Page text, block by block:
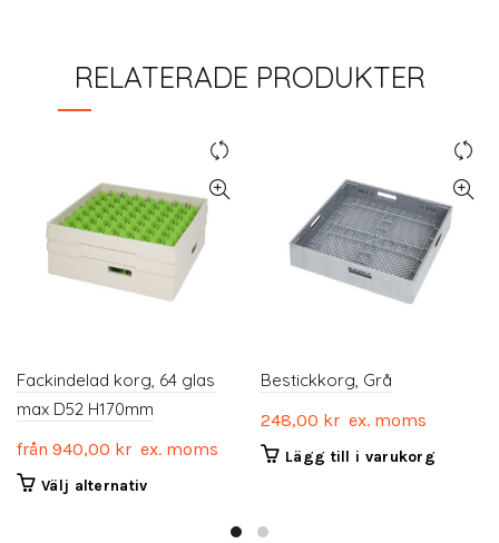
RELATERADE PRODUKTER
Fackindelad korg, 64 glas
max D52 H170mm
från 940,00 kr ex. moms
Välj alternativDen
Bestickkorg, Grå
248,00 kr ex. moms
Lägg till i varukorg